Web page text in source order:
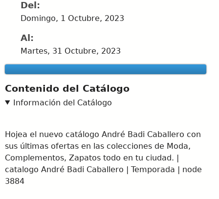
Del:
Domingo, 1 Octubre, 2023
Al:
Martes, 31 Octubre, 2023
Contenido del Catálogo
Información del Catálogo
Hojea el nuevo catálogo André Badi Caballero con
sus últimas ofertas en las colecciones de Moda,
Complementos, Zapatos todo en tu ciudad. |
catalogo André Badi Caballero | Temporada | node
3884